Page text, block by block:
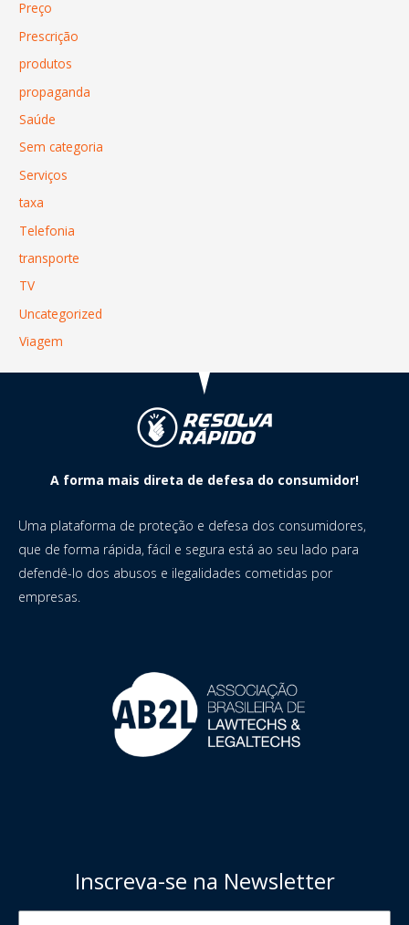
Preço
Prescrição
produtos
propaganda
Saúde
Sem categoria
Serviços
taxa
Telefonia
transporte
TV
Uncategorized
Viagem
A forma mais direta de defesa do consumidor!
Uma plataforma de proteção e defesa dos consumidores,
que de forma rápida, fácil e segura está ao seu lado para
defendê-lo dos abusos e ilegalidades cometidas por
empresas.
Inscreva-se na Newsletter